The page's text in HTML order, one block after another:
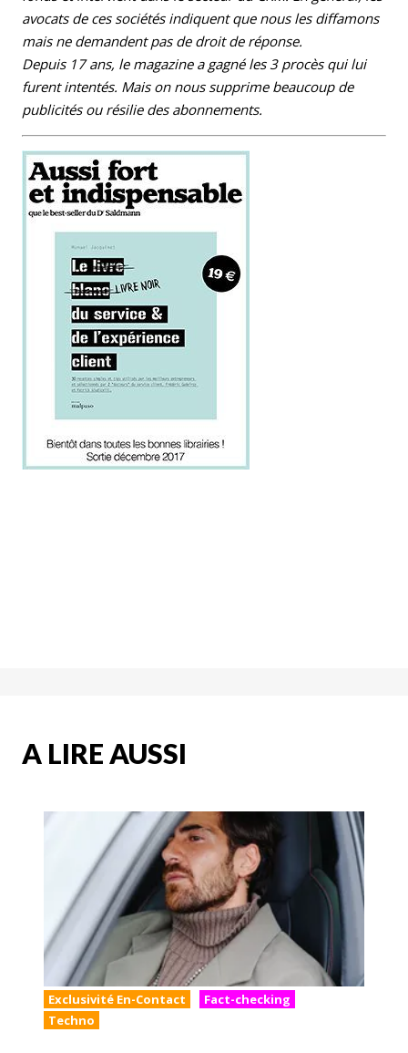
avocats de ces sociétés indiquent que nous les diffamons
mais ne demandent pas de droit de réponse.
Depuis 17 ans, le magazine a gagné les 3 procès qui lui
furent intentés. Mais on nous supprime beaucoup de
publicités ou résilie des abonnements.
A LIRE AUSSI
Exclusivité En-Contact
Fact-checking
Techno